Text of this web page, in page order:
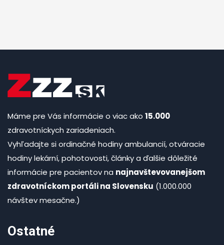
Máme pre Vás informácie o viac ako 15.000
zdravotníckych zariadeniach.
Vyhľadajte si ordinačné hodiny ambulancií, otváracie
hodiny lekární, pohotovosti, články a ďalšie dôležité
informácie pre pacientov na najnavštevovanejšom
zdravotníckom portáli na Slovensku (1.000.000
návštev mesačne.)
Ostatné